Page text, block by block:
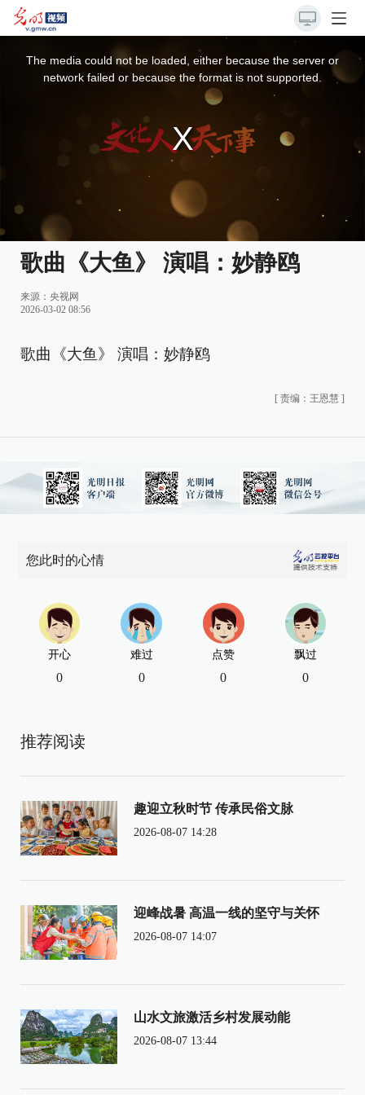
The media could not be loaded, either because the server or
network failed or because the format is not supported.
歌曲《大鱼》 演唱：妙静鸥
来源： 央视网
2026-03-02 08:56
歌曲《大鱼》 演唱：妙静鸥
[ 责编：王恩慧 ]
您此时的心情
开心
0
难过
0
点赞
0
飘过
0
推荐阅读
趣迎立秋时节 传承民俗文脉
2026-08-07 14:28
迎峰战暑 高温一线的坚守与关怀
2026-08-07 14:07
山水文旅激活乡村发展动能
2026-08-07 13:44